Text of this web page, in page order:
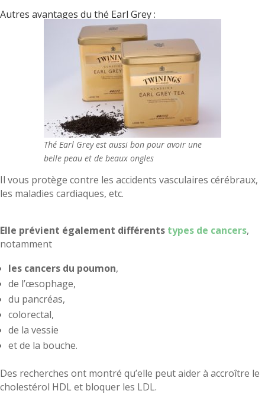
client
Autres avantages du thé Earl Grey :
Thé Earl Grey est aussi bon pour avoir une
belle peau et de beaux ongles
Il vous protège contre les accidents vasculaires cérébraux,
les maladies cardiaques, etc.
Elle prévient également différents types de cancers,
notamment
les cancers du poumon,
de l’œsophage,
du pancréas,
colorectal,
de la vessie
et de la bouche.
Des recherches ont montré qu’elle peut aider à accroître le
cholestérol HDL et bloquer les LDL.